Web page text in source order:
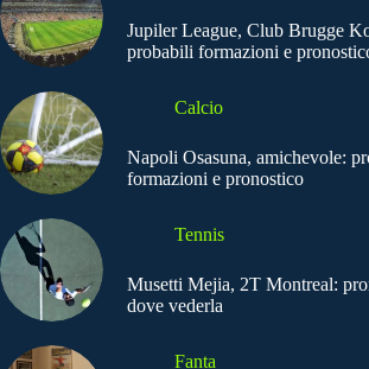
Jupiler League, Club Brugge
probabili formazioni e
Calcio
Napoli Osasuna, amichevole:
formazioni e pronostico
Tennis
Musetti Mejia, 2T Montreal:
dove vederla
Fanta